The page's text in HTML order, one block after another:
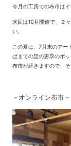
今月の工房での布市は
次回は10月開催で、２
い。
この夏は、7月末のア
ばまでの里の恵季のポ
布市が続きますので、
－オンライン布市－